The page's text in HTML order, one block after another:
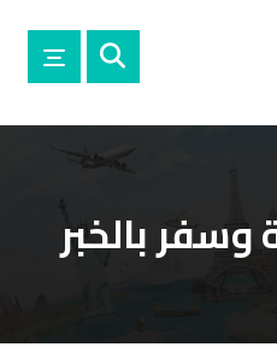
بالخبر